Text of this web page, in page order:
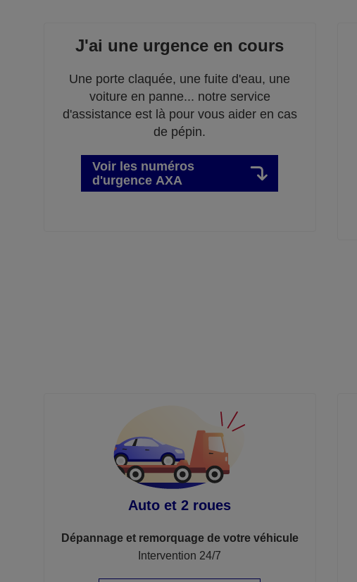
J'ai une urgence en cours
Une porte claquée, une fuite d'eau, une
voiture en panne... notre service
d'assistance est là pour vous aider en cas
de pépin.
Voir les numéros
d'urgence AXA
Auto et 2 roues
Dépannage et remorquage de votre véhicule
Intervention 24/7